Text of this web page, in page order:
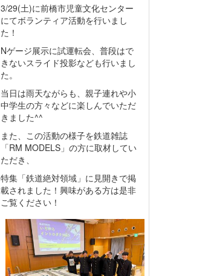
3/29(土)に前橋市児童文化センター
にてボランティア活動を行いまし
た！
Nゲージ展示に試運転会、普段はで
きないスライド投影なども行いまし
た。
当日は雨天ながらも、親子連れや小
中学生の方々などに楽しんでいただ
きました^^
また、この活動の様子を鉄道雑誌
「RM MODELS」の方に取材してい
ただき、
特集「鉄道絶対領域」に見開きで掲
載されました！興味がある方は是非
ご覧ください！